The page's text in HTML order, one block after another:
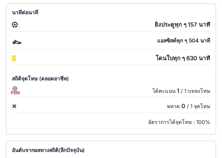
นาทีต่อนาที
ยิงประตูทุก ๆ 157 นาที
แอสซิสต์ทุก ๆ 504 นาที
โดนใบทุก ๆ 630 นาที
สถิติจุดโทษ (ตลอดอาชีพ)
PEN ได้คะแนน 1 / 1 บทลงโทษ
พลาด 0 / 1 จุดโทษ
อัตราการได้จุดโทษ : 100%
อันดับจากผลทางสถิติ(ลีกปัจจุบัน)